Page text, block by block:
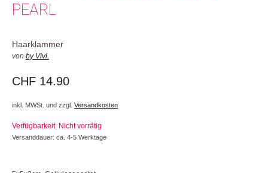
PEARL
Haarklammer
von by Vivi.
CHF 14.90
inkl. MWSt. und zzgl. Versandkosten
Verfügbarkeit: Nicht vorrätig
Versanddauer: ca. 4-5 Werktage